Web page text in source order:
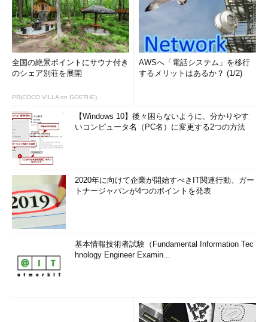
全国の絶景ポイントにサウナ付き
のシェア別荘を展開
PR(COCO VILLA on GOETHE)
AWSへ「電話システム」を移行
するメリットはあるか？ (1/2)
【Windows 10】後々困らないように、分かりやす
いコンピュータ名（PC名）に変更する2つの方法
2020年に向けて企業が開始すべきIT関連行動、ガー
トナージャパンが4つのポイントを発表
基本情報技術者試験（Fundamental Information Tec
hnology Engineer Examin...